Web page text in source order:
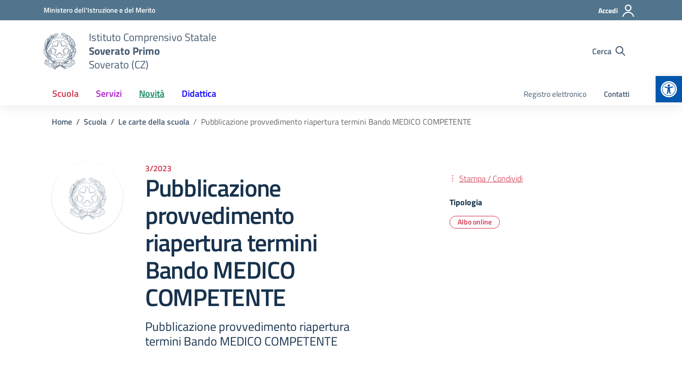
Vai ai contenuti
Vai al menu di navigazioneMinistero dell'Istruzione e del Merito Accedi
Istituto Comprensivo Statale
Soverato Primo
Soverato (CZ)
Cerca
Scuola Servizi Novità Didattica Registro elettronico Contatti
Home Scuola Le carte della scuola Pubblicazione provvedimento riapertura termini Bando MEDICO COMPETENTE
3/2023
Pubblicazione
provvedimento
riapertura termini
Bando MEDICO
COMPETENTE
Pubblicazione provvedimento riapertura
termini Bando MEDICO COMPETENTE
Stampa / Condividi
Tipologia
Albo online